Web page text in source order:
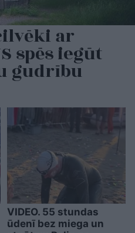
ar
spēs iegūt
gudrību
VIDEO. 55 stundas
ūdenī bez miega un